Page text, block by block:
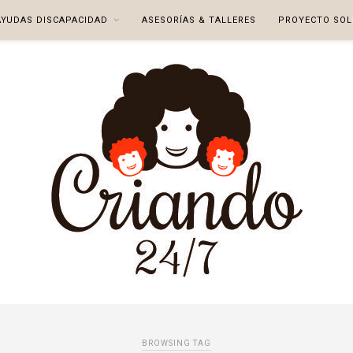
DISCAPACIDAD ASESORÍAS & TALLERES PROYECTO
BROWSING TAG